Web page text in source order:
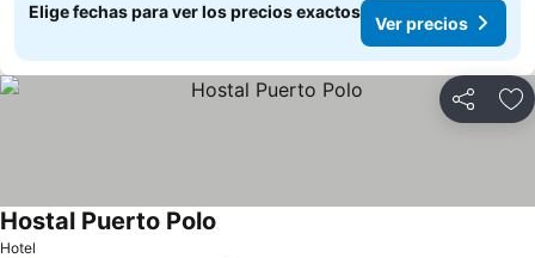
Elige fechas para ver los precios exactos
Ver precios
Compartir
Hotel
Hostal Puerto Polo